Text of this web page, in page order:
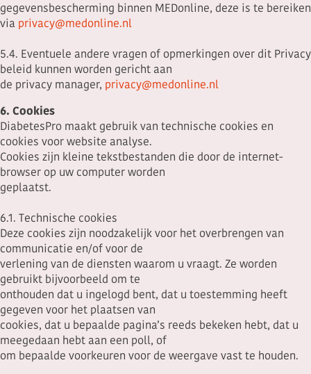
gegevensbescherming binnen MEDonline, deze is te bereiken
via privacy@medonline.nl
5.4. Eventuele andere vragen of opmerkingen over dit Privacy
beleid kunnen worden gericht aan
de privacy manager, privacy@medonline.nl
6. Cookies
DiabetesPro maakt gebruik van technische cookies en
cookies voor website analyse.
Cookies zijn kleine tekstbestanden die door de internet-
browser op uw computer worden
geplaatst.
6.1. Technische cookies
Deze cookies zijn noodzakelijk voor het overbrengen van
communicatie en/of voor de
verlening van de diensten waarom u vraagt. Ze worden
gebruikt bijvoorbeeld om te
onthouden dat u ingelogd bent, dat u toestemming heeft
gegeven voor het plaatsen van
cookies, dat u bepaalde pagina’s reeds bekeken hebt, dat u
meegedaan hebt aan een poll, of
om bepaalde voorkeuren voor de weergave vast te houden.